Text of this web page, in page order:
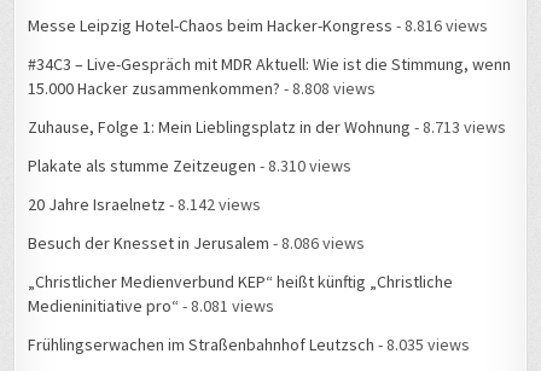
Messe Leipzig Hotel-Chaos beim Hacker-Kongress - 8.816 views
#34C3 – Live-Gespräch mit MDR Aktuell: Wie ist die Stimmung, wenn
15.000 Hacker zusammenkommen? - 8.808 views
Zuhause, Folge 1: Mein Lieblingsplatz in der Wohnung - 8.713 views
Plakate als stumme Zeitzeugen - 8.310 views
20 Jahre Israelnetz - 8.142 views
Besuch der Knesset in Jerusalem - 8.086 views
„Christlicher Medienverbund KEP“ heißt künftig „Christliche
Medieninitiative pro“ - 8.081 views
Frühlingserwachen im Straßenbahnhof Leutzsch - 8.035 views